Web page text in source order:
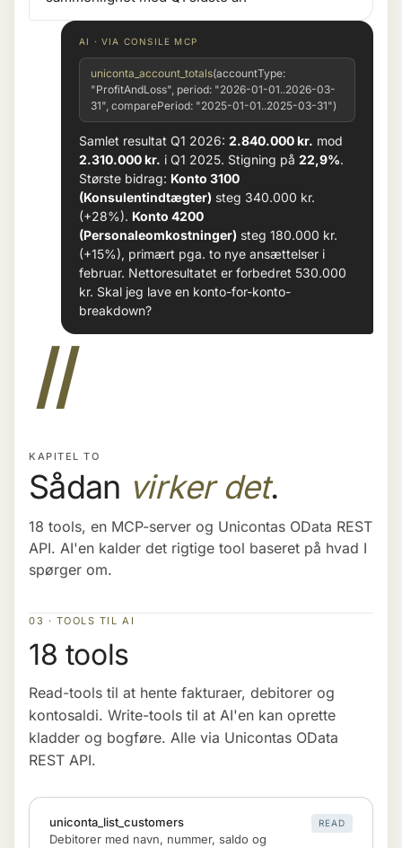
AI · VIA CONSILE MCP
uniconta_account_totals(accountType:
"ProfitAndLoss", period: "2026-01-01..2026-03-
31", comparePeriod: "2025-01-01..2025-03-31")
Samlet resultat Q1 2026: 2.840.000 kr. mod
2.310.000 kr. i Q1 2025. Stigning på 22,9%.
Største bidrag: Konto 3100
(Konsulentindtægter) steg 340.000 kr.
(+28%). Konto 4200
(Personaleomkostninger) steg 180.000 kr.
(+15%), primært pga. to nye ansættelser i
februar. Nettoresultatet er forbedret 530.000
kr. Skal jeg lave en konto-for-konto-
breakdown?
II
KAPITEL TO
Sådan virker det.
18 tools, en MCP-server og Unicontas OData REST
API. AI'en kalder det rigtige tool baseret på hvad I
spørger om.
03 · TOOLS TIL AI
18 tools
Read-tools til at hente fakturaer, debitorer og
kontosaldi. Write-tools til at AI'en kan oprette
kladder og bogføre. Alle via Unicontas OData
REST API.
uniconta_list_customers
Debitorer med navn, nummer, saldo og
READ